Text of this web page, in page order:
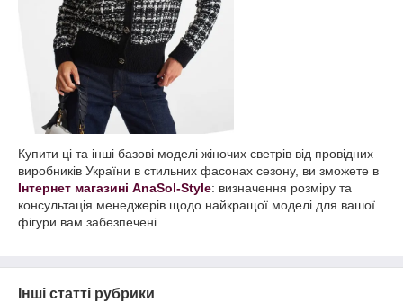
Купити ці та інші базові моделі жіночих светрів від провідних
виробників України в стильних фасонах сезону, ви зможете в
Інтернет магазині AnaSol-Style: визначення розміру та
консультація менеджерів щодо найкращої моделі для вашої
фігури вам забезпечені.
Інші статті рубрики